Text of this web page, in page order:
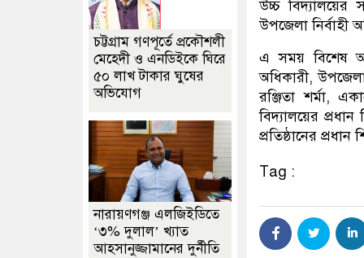
উচ্চ বিদ্যালয়ের
উপজেলা নির্বাহী
এ সময় বিশেষ
অধিকারী,
রঞ্জিতা শর্মা,
বিদ্যালয়ের
প্রতিষ্ঠানের
Tag :
চট্টগ্রাম গণপূর্তে প্রকৌশলী
মেহেদী ও এনডিইকে ঘিরে
৫০ লাখ টাকার ঘুষের
অভিযোগ
নারায়ণগঞ্জ এলজিইডিতে
‘৩% দুলাল’ খ্যাত
আহসানুজ্জামানের দুর্নীতি